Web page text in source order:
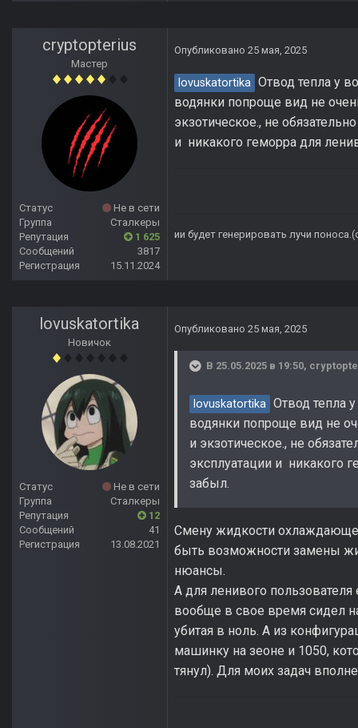
cryptopterius
Мастер
Статус
Не в сети
Группа
Сталкеры
Репутация
1 625
Сообщений
3817
Регистрация
15.11.2024
Опубликовано 25 мая, 2025
lovuskatortika Отвод тепла у
водянки попроще вид не
экзотическое., не
и никакого геморра для
ии будет генерировать лучи
lovuskatortika
Новичок
Статус
Не в сети
Группа
Сталкеры
Репутация
12
Сообщений
41
Регистрация
13.08.2021
Опубликовано 25 мая, 2025
В 25.05.2025 в 19:50,
lovuskatortika Отвод тепла
водянки попроще вид не
и экзотическое., не
эксплуатации и никакого
забыл.
Смену жидкости
быть возможности замены
нюансы.
А для ленивого
вообще в свое время сидел
убитая в ноль. А из
машинку на зеоне и 1050,
тянул). Для моих задач